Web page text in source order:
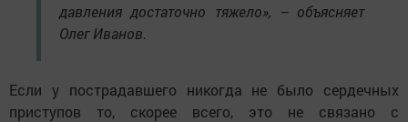
давления достаточно тяжело», – объясняет
Олег Иванов.
Если у пострадавшего никогда не было сердечных
приступов то, скорее всего, это не связано с